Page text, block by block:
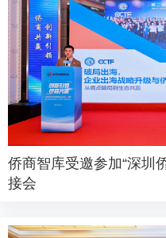
侨商智库受邀参加“深圳
接会